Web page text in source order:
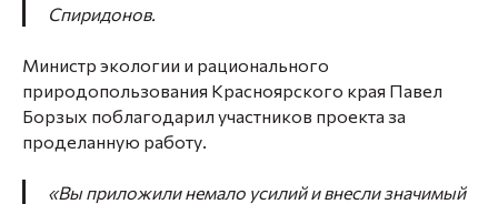
Спиридонов.
Министр экологии и рационального
природопользования Красноярского края Павел
Борзых поблагодарил участников проекта за
проделанную работу.
«Вы приложили немало усилий и внесли значимый